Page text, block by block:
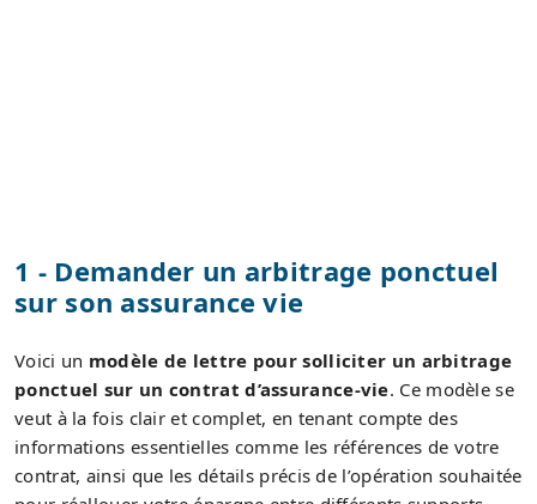
1 - Demander un arbitrage ponctuel
sur son assurance vie
Voici un modèle de lettre pour solliciter un arbitrage
ponctuel sur un contrat d’assurance-vie. Ce modèle se
veut à la fois clair et complet, en tenant compte des
informations essentielles comme les références de votre
contrat, ainsi que les détails précis de l’opération souhaitée